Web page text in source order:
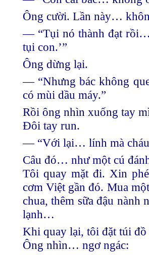
Ông cười. Lần này…
— “Tụi nó thành đạt
tụi con.’”
Ông dừng lại.
— “Nhưng bác không
có mùi dầu máy.”
Rồi ông nhìn xuống tay
Đôi tay run.
— “Với lại… lính mà
Câu đó… như một cú
Tôi quay mặt đi. Xin
cơm Việt gần đó. Mua
chua, thêm sữa đậu
lạnh…
Khi quay lại, tôi đặt túi đồ
Ông nhìn… ngơ ngác: